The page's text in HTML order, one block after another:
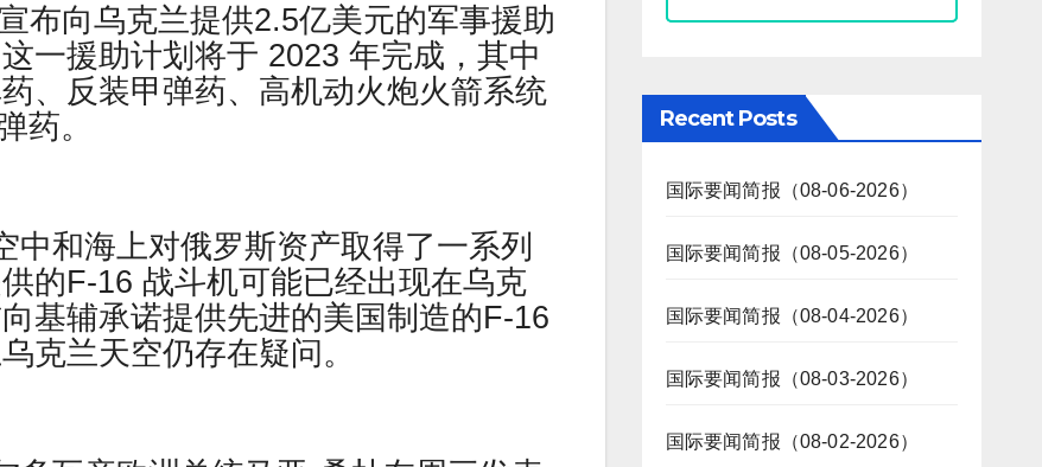
布向乌克兰提供2.5亿美元的军事援助
一援助计划将于 2023 年完成，其中
、反装甲弹药、高机动火炮火箭系统
药。
和海上对俄罗斯资产取得了一系列
的F-16 战斗机可能已经出现在乌克
基辅承诺提供先进的美国制造的F-16
克兰天空仍存在疑问。
Recent Posts
国际要闻简报（08-06-2026）
国际要闻简报（08-05-2026）
国际要闻简报（08-04-2026）
国际要闻简报（08-03-2026）
国际要闻简报（08-02-2026）